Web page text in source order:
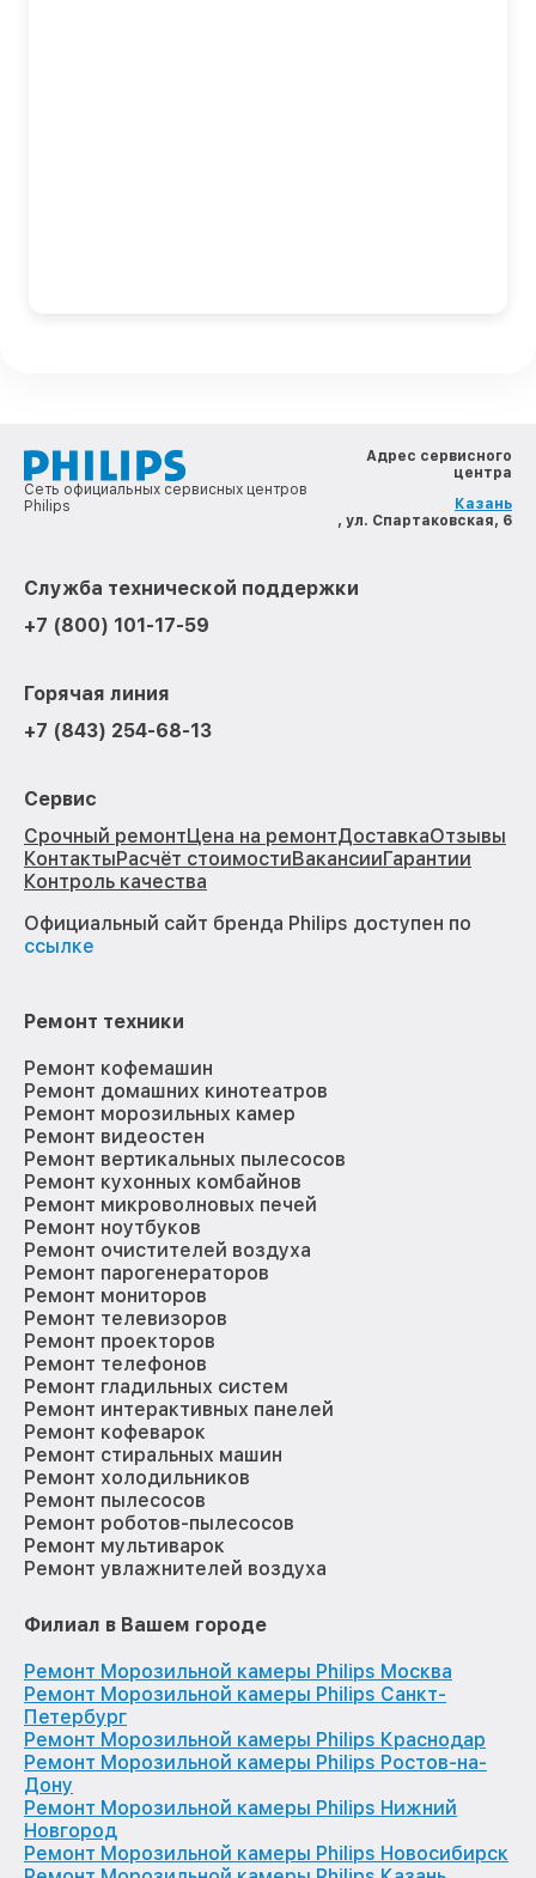
Сеть официальных сервисных центров
Philips
Адрес сервисного
центра
Казань
, ул. Спартаковская, 6
Служба технической поддержки
+7 (800) 101-17-59
Горячая линия
+7 (843) 254-68-13
Сервис
Срочный ремонтЦена на ремонтДоставкаОтзывы
КонтактыРасчёт стоимостиВакансииГарантии
Контроль качества
Официальный сайт бренда Philips доступен по
ссылке
Ремонт техники
Ремонт кофемашин
Ремонт домашних кинотеатров
Ремонт морозильных камер
Ремонт видеостен
Ремонт вертикальных пылесосов
Ремонт кухонных комбайнов
Ремонт микроволновых печей
Ремонт ноутбуков
Ремонт очистителей воздуха
Ремонт парогенераторов
Ремонт мониторов
Ремонт телевизоров
Ремонт проекторов
Ремонт телефонов
Ремонт гладильных систем
Ремонт интерактивных панелей
Ремонт кофеварок
Ремонт стиральных машин
Ремонт холодильников
Ремонт пылесосов
Ремонт роботов-пылесосов
Ремонт мультиварок
Ремонт увлажнителей воздуха
Филиал в Вашем городе
Ремонт Морозильной камеры Philips Москва
Ремонт Морозильной камеры Philips Санкт-
Петербург
Ремонт Морозильной камеры Philips Краснодар
Ремонт Морозильной камеры Philips Ростов-на-
Дону
Ремонт Морозильной камеры Philips Нижний
Новгород
Ремонт Морозильной камеры Philips Новосибирск